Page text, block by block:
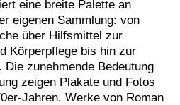
eine breite Palette an
eigenen Sammlung: von
über Hilfsmittel zur
Körperpflege bis hin zur
zunehmende Bedeutung
zeigen Plakate und Fotos
Jahren. Werke von Roman